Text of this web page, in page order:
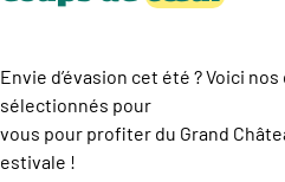
Envie d’évasion cet été ? Voici
sélectionnés pour
vous pour profiter du Grand
estivale !